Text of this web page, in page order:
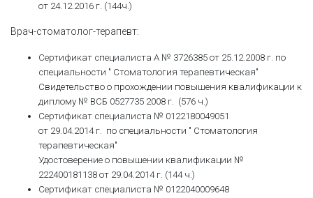
от 24.12.2016 г. (144ч.)
Врач-стоматолог-терапевт:
Сертификат специалиста А № 3726385 от 25.12.2008 г. по
специальности " Стоматология терапевтическая"
Свидетельство о прохождении повышения квалификации к
диплому № ВСБ 0527735 2008 г. (576 ч.)
Сертификат специалиста № 0122180049051
от 29.04.2014 г. по специальности " Стоматология
терапевтическая"
Удостоверение о повышении квалификации №
222400181138 от 29.04.2014 г. (144 ч.)
Сертификат специалиста № 0122040009648